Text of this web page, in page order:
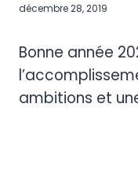
décembre 28, 2019
Bonne année
ambitions et